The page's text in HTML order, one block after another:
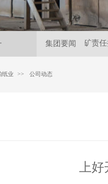
集团要闻
雨夜紧急保供 尽显抚矿责任
纸业 >> 公司动态
上好